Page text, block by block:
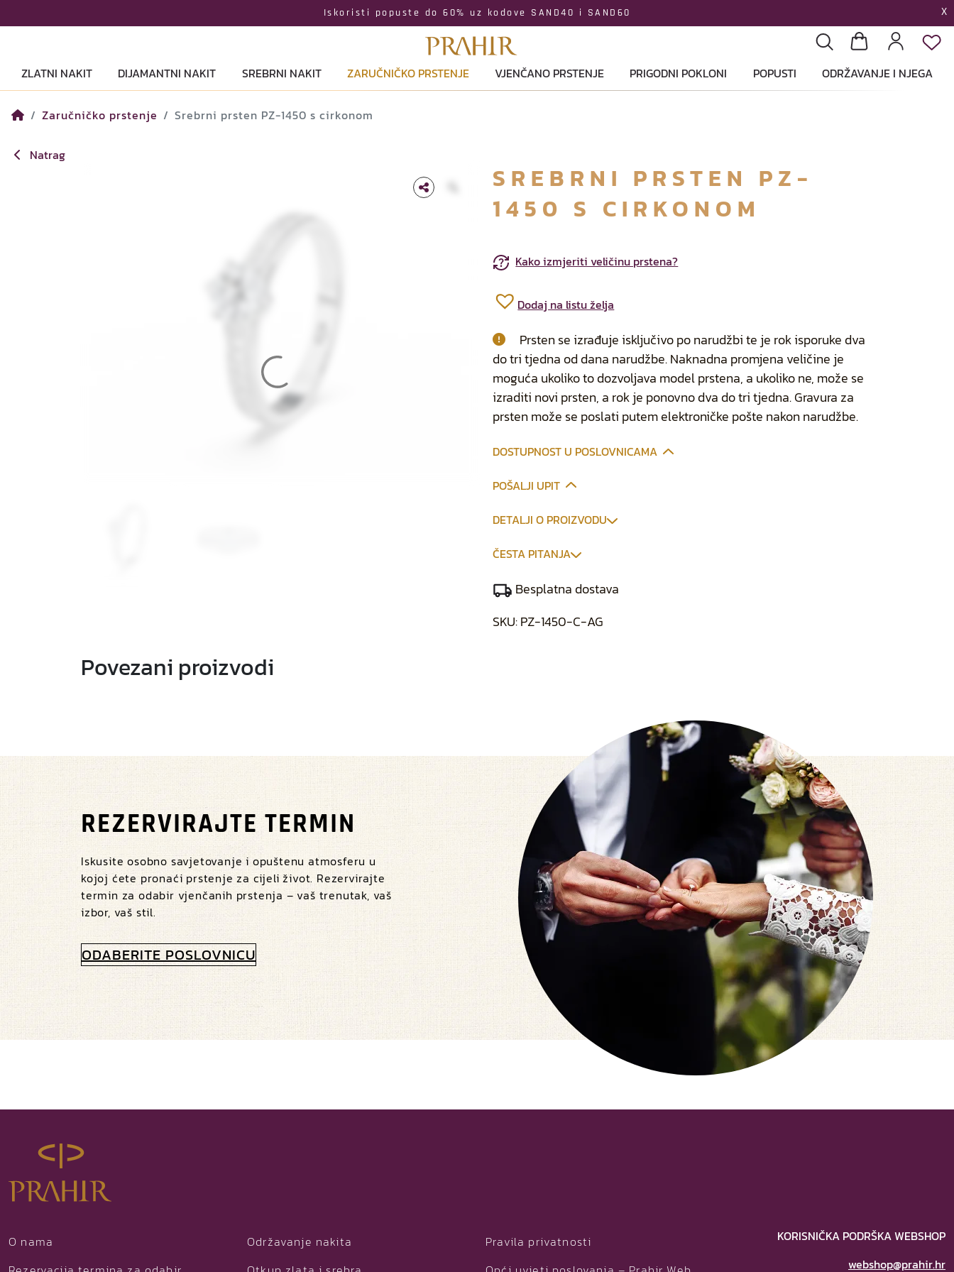
Iskoristi popuste do 60% uz kodove SAND40 i SAND60 X
ZLATNI NAKIT
DIJAMANTNI NAKIT SREBRNI NAKIT ZARUČNIČKO PRSTENJE VJENČANO PRSTENJE PRIGODNI POKLONI POPUSTI ODRŽAVANJE I NJEGA
Zaručničko prstenje Srebrni prsten PZ-1450 s cirkonom
Natrag
SREBRNI PRSTEN PZ-
1450 S CIRKONOM
Kako izmjeriti veličinu prstena?
Dodaj na listu želja
Prsten se izrađuje isključivo po narudžbi te je rok isporuke dva
do tri tjedna od dana narudžbe. Naknadna promjena veličine je
moguća ukoliko to dozvoljava model prstena, a ukoliko ne, može se
izraditi novi prsten, a rok je ponovno dva do tri tjedna. Gravura za
prsten može se poslati putem elektroničke pošte nakon narudžbe.
DOSTUPNOST U POSLOVNICAMA
POŠALJI UPIT
DETALJI O PROIZVODU
ČESTA PITANJA
Besplatna dostava
SKU:PZ-1450-C-AG
Povezani proizvodi
REZERVIRAJTE TERMIN
Iskusite osobno savjetovanje i opuštenu atmosferu u
kojoj ćete pronaći prstenje za cijeli život. Rezervirajte
termin za odabir vjenčanih prstenja – vaš trenutak, vaš
izbor, vaš stil.
ODABERITE POSLOVNICU
O nama
Održavanje nakita
Pravila privatnosti
KORISNIČKA PODRŠKA WEBSHOP
webshop@prahir.hr